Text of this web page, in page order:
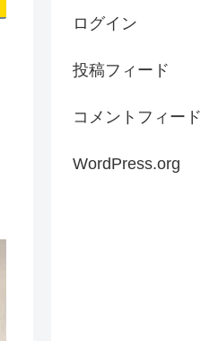
ログイン
投稿フィード
コメントフィード
WordPress.org